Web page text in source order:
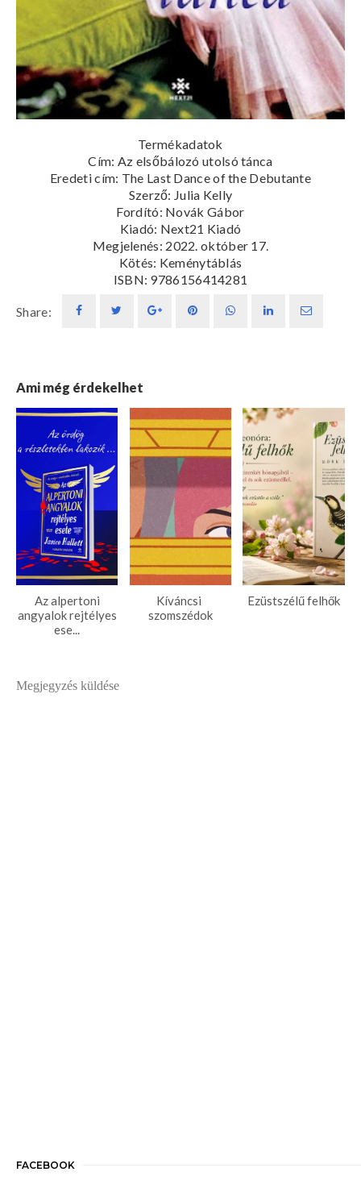
Termékadatok
Cím: Az elsőbálozó utolsó tánca
Eredeti cím: The Last Dance of the Debutante
Szerző: Julia Kelly
Fordító: Novák Gábor
Kiadó: Next21 Kiadó
Megjelenés: 2022. október 17.
Kötés: Keménytáblás
ISBN: 9786156414281
Share:
Ami még érdekelhet
Az alpertoni
angyalok rejtélyes
ese...
Kíváncsi ​
szomszédok
Ezüstszélű felhők
Megjegyzés küldése
FACEBOOK